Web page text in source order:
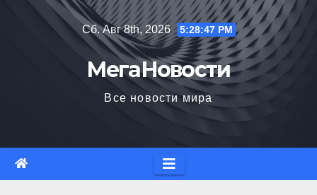
Сб. Авг 8th, 2026 5:28:48 PM
МегаНовости
Все новости мира